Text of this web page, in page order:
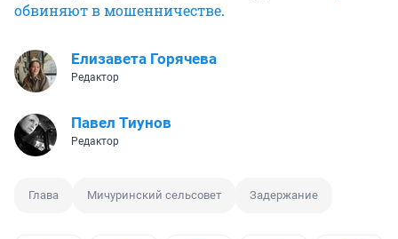
обвиняют в мошенничестве.
Елизавета Горячева
Редактор
Павел Тиунов
Редактор
Глава Мичуринский сельсовет Задержание